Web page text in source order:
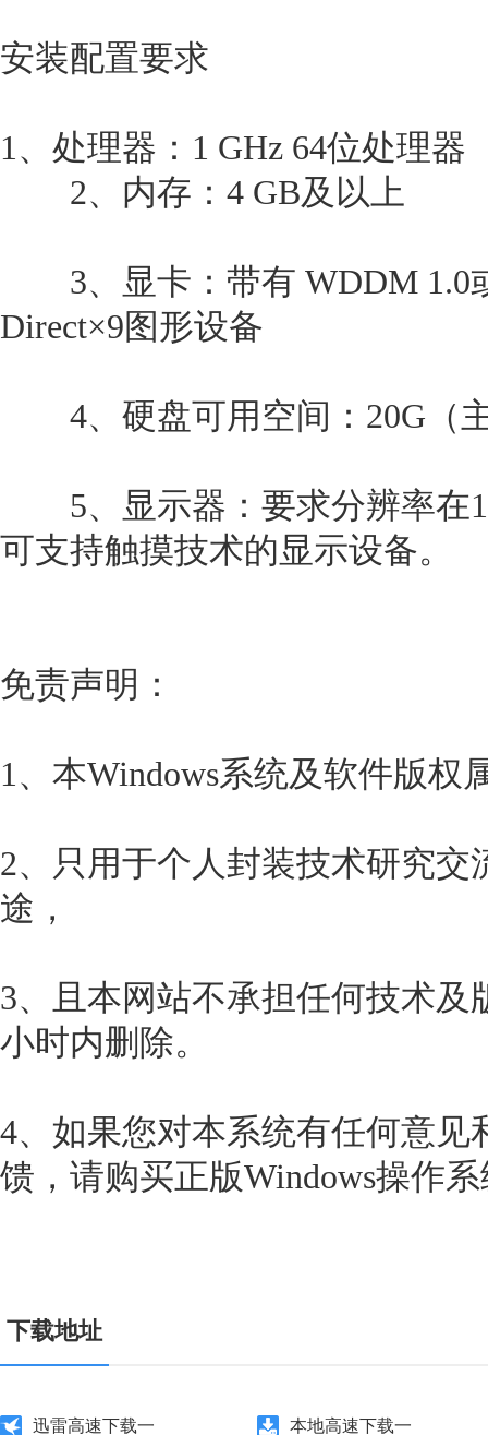
安装配置要求
1、处理器：1 GHz 64位处理器
2、内存：4 GB及以上
3、显卡：带有 WDDM 1.0
Direct×9图形设备
4、硬盘可用空间：20G（
5、显示器：要求分辨率在
可支持触摸技术的显示设备。
免责声明：
1、本Windows系统及软件版权
2、只用于个人封装技术研究
途，
3、且本网站不承担任何技术及
小时内删除。
4、如果您对本系统有任何意见
馈，请购买正版Windows操作
下载地址
迅雷高速下载一 本地高速下载一